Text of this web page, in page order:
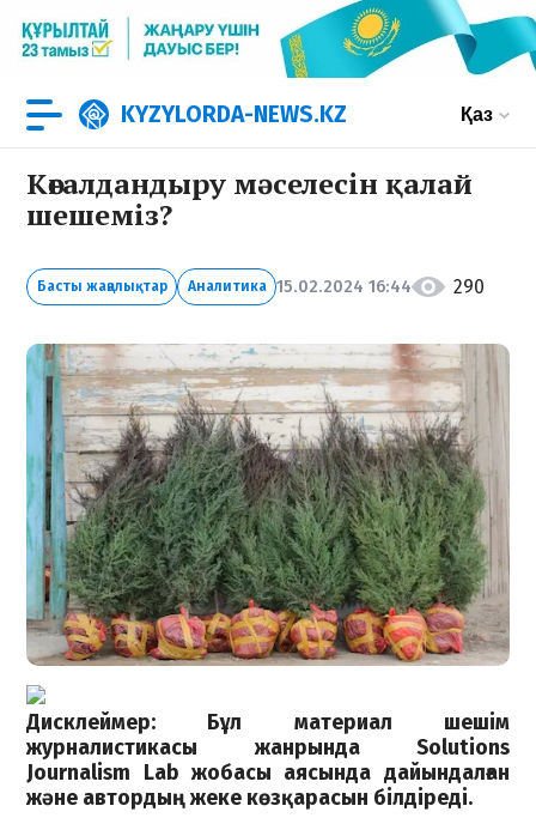
KYZYLORDA-NEWS.KZ Қаз
Көгалдандыру мәселесін қалай
шешеміз?
Басты жаңалықтар Аналитика 15.02.2024 16:44 290
Дисклеймер: Бұл материал шешім
журналистикасы жанрында Solutions
Journalism Lab жобасы аясында дайындалған
және автордың жеке көзқарасын білдіреді.